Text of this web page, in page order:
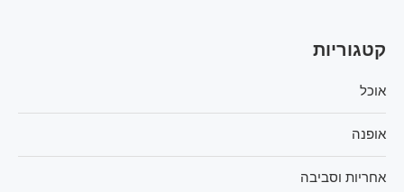
קטגוריות
אוכל
אופנה
אחריות וסביבה